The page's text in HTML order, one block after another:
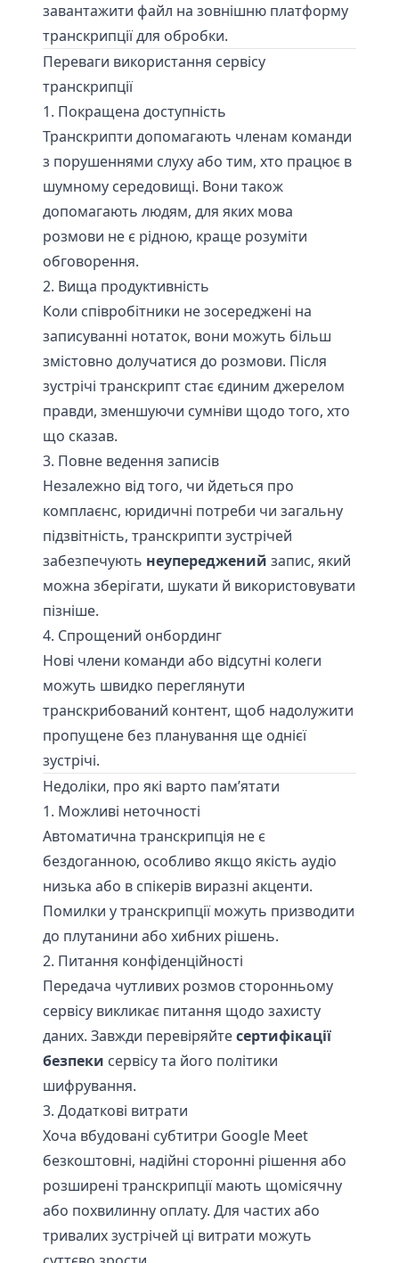
завантажити файл на зовнішню платформу
транскрипції для обробки.
Переваги використання сервісу
транскрипції
1. Покращена доступність
Транскрипти допомагають членам команди
з порушеннями слуху або тим, хто працює в
шумному середовищі. Вони також
допомагають людям, для яких мова
розмови не є рідною, краще розуміти
обговорення.
2. Вища продуктивність
Коли співробітники не зосереджені на
записуванні нотаток, вони можуть більш
змістовно долучатися до розмови. Після
зустрічі транскрипт стає єдиним джерелом
правди, зменшуючи сумніви щодо того, хто
що сказав.
3. Повне ведення записів
Незалежно від того, чи йдеться про
комплаєнс, юридичні потреби чи загальну
підзвітність, транскрипти зустрічей
забезпечують неупереджений запис, який
можна зберігати, шукати й використовувати
пізніше.
4. Спрощений онбординг
Нові члени команди або відсутні колеги
можуть швидко переглянути
транскрибований контент, щоб надолужити
пропущене без планування ще однієї
зустрічі.
Недоліки, про які варто пам’ятати
1. Можливі неточності
Автоматична транскрипція не є
бездоганною, особливо якщо якість аудіо
низька або в спікерів виразні акценти.
Помилки у транскрипції можуть призводити
до плутанини або хибних рішень.
2. Питання конфіденційності
Передача чутливих розмов сторонньому
сервісу викликає питання щодо захисту
даних. Завжди перевіряйтесертифікації
безпеки сервісу та його політики
шифрування.
3. Додаткові витрати
Хоча вбудовані субтитри Google Meet
безкоштовні, надійні сторонні рішення або
розширені транскрипції мають щомісячну
або похвилинну оплату. Для частих або
тривалих зустрічей ці витрати можуть